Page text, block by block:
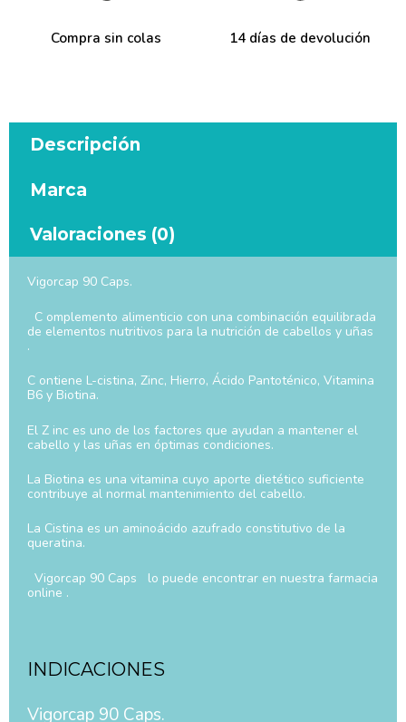
Compra sin colas 14 días de devolución
Descripción
Marca
Valoraciones (0)
Vigorcap 90 Caps.
C omplemento alimenticio con una combinación equilibrada
de elementos nutritivos para la nutrición de cabellos y uñas
.
C ontiene L-cistina, Zinc, Hierro, Ácido Pantoténico, Vitamina
B6 y Biotina.
El Z inc es uno de los factores que ayudan a mantener el
cabello y las uñas en óptimas condiciones.
La Biotina es una vitamina cuyo aporte dietético suficiente
contribuye al normal mantenimiento del cabello.
La Cistina es un aminoácido azufrado constitutivo de la
queratina.
Vigorcap 90 Caps lo puede encontrar en nuestra farmacia
online .
INDICACIONES
Vigorcap 90 Caps.